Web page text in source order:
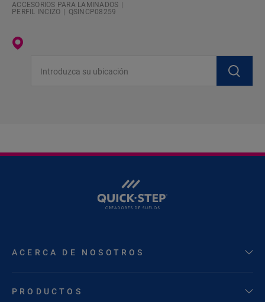
ACCESORIOS PARA LAMINADOS
PERFIL INCIZO
QSINCP08259
ACERCA DE NOSOTROS
PRODUCTOS